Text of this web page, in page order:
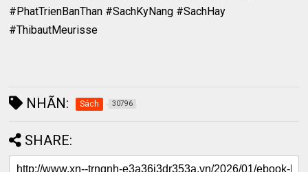
#PhatTrienBanThan #SachKyNang #SachHay
#ThibautMeurisse
NHÃN: Sách 30796
SHARE: